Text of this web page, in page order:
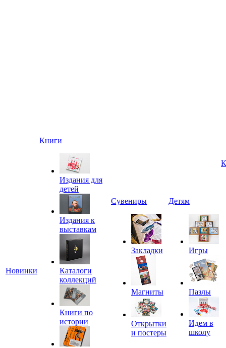
Новинки
Книги
Издания для
детей
Издания к
выставкам
Каталоги
коллекций
Книги по
истории
Сувениры
Закладки
Магниты
Открытки
и постеры
Детям
Игры
Пазлы
Идем в
школу